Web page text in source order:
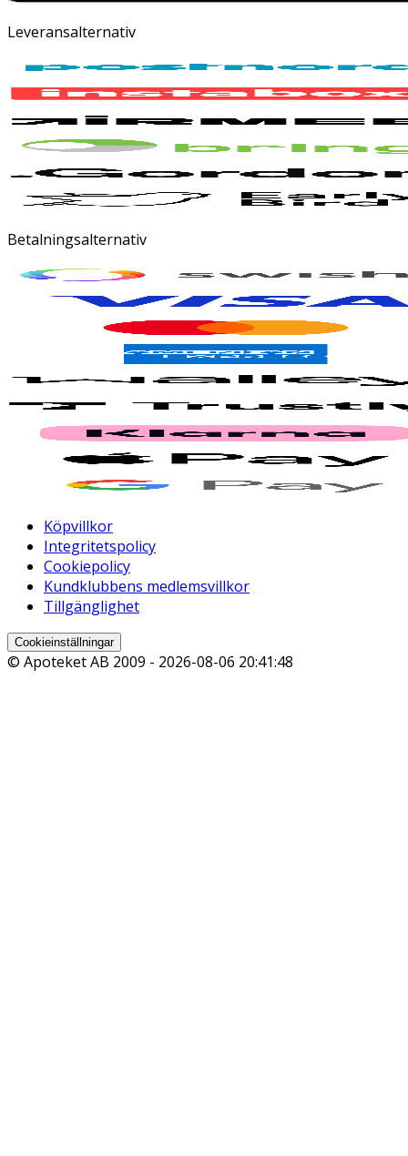
Leveransalternativ
Betalningsalternativ
Köpvillkor
Integritetspolicy
Cookiepolicy
Kundklubbens medlemsvillkor
Tillgänglighet
Cookieinställningar
© Apoteket AB 2009 - 2026-08-06 20:41:48